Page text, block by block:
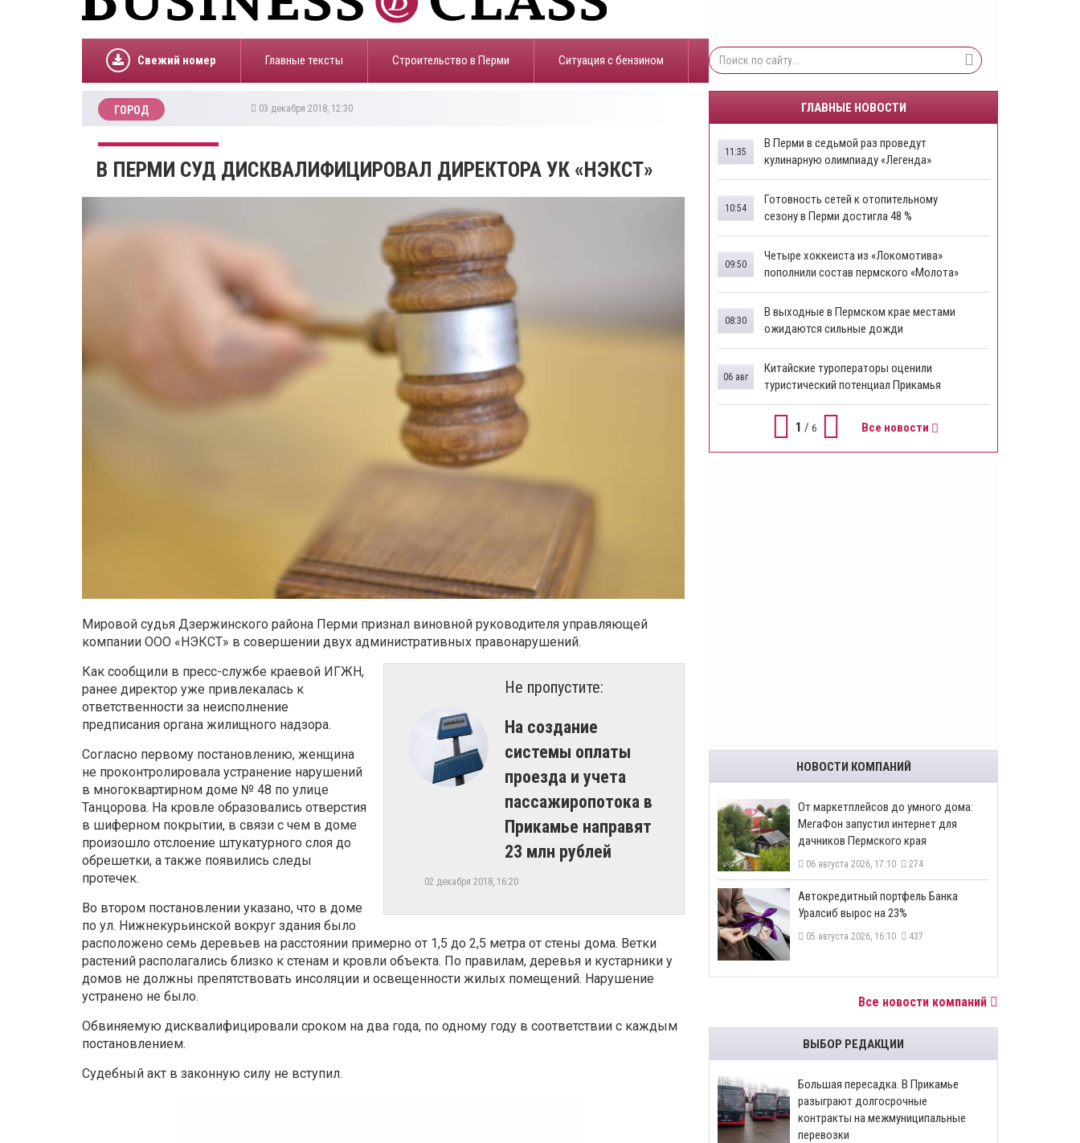
Свежий номер Главные тексты Строительство в Перми ​Ситуация с бензином
ГОРОД 03 декабря 2018, 12:30
​В ПЕРМИ СУД ДИСКВАЛИФИЦИРОВАЛ ДИРЕКТОРА УК «НЭКСТ»
Мировой судья Дзержинского района Перми признал виновной руководителя управляющей
компании ООО «НЭКСТ» в совершении двух административных правонарушений.
Не пропустите:
На создание
системы оплаты
проезда и учета
пассажиропотока в
Прикамье направят
23 млн рублей
02 декабря 2018, 16:20
Как сообщили в пресс-службе краевой ИГЖН,
ранее директор уже привлекалась к
ответственности за неисполнение
предписания органа жилищного надзора.
Согласно первому постановлению, женщина
не проконтролировала устранение нарушений
в многоквартирном доме № 48 по улице
Танцорова. На кровле образовались отверстия
в шиферном покрытии, в связи с чем в доме
произошло отслоение штукатурного слоя до
обрешетки, а также появились следы
протечек.
Во втором постановлении указано, что в доме
по ул. Нижнекурьинской вокруг здания было
расположено семь деревьев на расстоянии примерно от 1,5 до 2,5 метра от стены дома. Ветки
растений располагались близко к стенам и кровли объекта. По правилам, деревья и кустарники у
домов не должны препятствовать инсоляции и освещенности жилых помещений. Нарушение
устранено не было.
Обвиняемую дисквалифицировали сроком на два года, по одному году в соответствии с каждым
постановлением.
Судебный акт в законную силу не вступил.
ГЛАВНЫЕ НОВОСТИ
В Перми в седьмой раз проведут
кулинарную олимпиаду «Легенда»
11:35
Готовность сетей к отопительному
сезону в Перми достигла 48 %
10:54
Четыре хоккеиста из «Локомотива»
пополнили состав пермского «Молота»
09:50
В выходные в Пермском крае местами
ожидаются сильные дожди
08:30
Китайские туроператоры оценили
туристический потенциал Прикамья
06 авг
1 / 6 Все новости
НОВОСТИ КОМПАНИЙ
От маркетплейсов до умного дома:
МегаФон запустил интернет для
дачников Пермского края
06 августа 2026, 17:10 274
​Автокредитный портфель Банка
Уралсиб вырос на 23%
05 августа 2026, 16:10 437
Все новости компаний
ВЫБОР РЕДАКЦИИ
Большая пересадка. В Прикамье
разыграют долгосрочные
контракты на межмуниципальные
перевозки